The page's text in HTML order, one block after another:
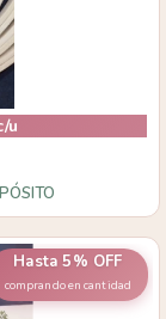
u
Hasta 5% OFF
comprando en cantidad